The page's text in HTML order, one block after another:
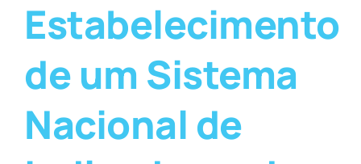
Estabelecimento
de um Sistema
Nacional de